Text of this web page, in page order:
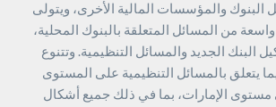
البنوك والمؤسسات المالية الأخرى، ويتولى
من المسائل المتعلقة بالبنوك المحلية،
البنك الجديد والمسائل التنظيمية. وتتنوع
يتعلق بالمسائل التنظيمية على المستوى
مستوى الإمارات، بما في ذلك جميع أشكال